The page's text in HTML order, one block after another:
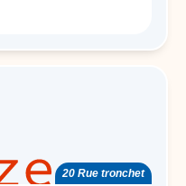
20 Rue tronchet